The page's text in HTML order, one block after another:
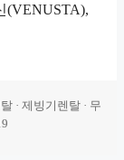
(VENUSTA),
· 제빙기렌탈 · 무